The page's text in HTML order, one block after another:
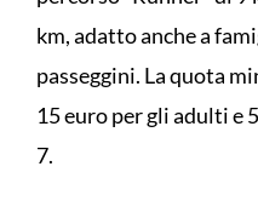
km, adatto anche a
passeggini. La quota
15 euro per gli adulti e
7.